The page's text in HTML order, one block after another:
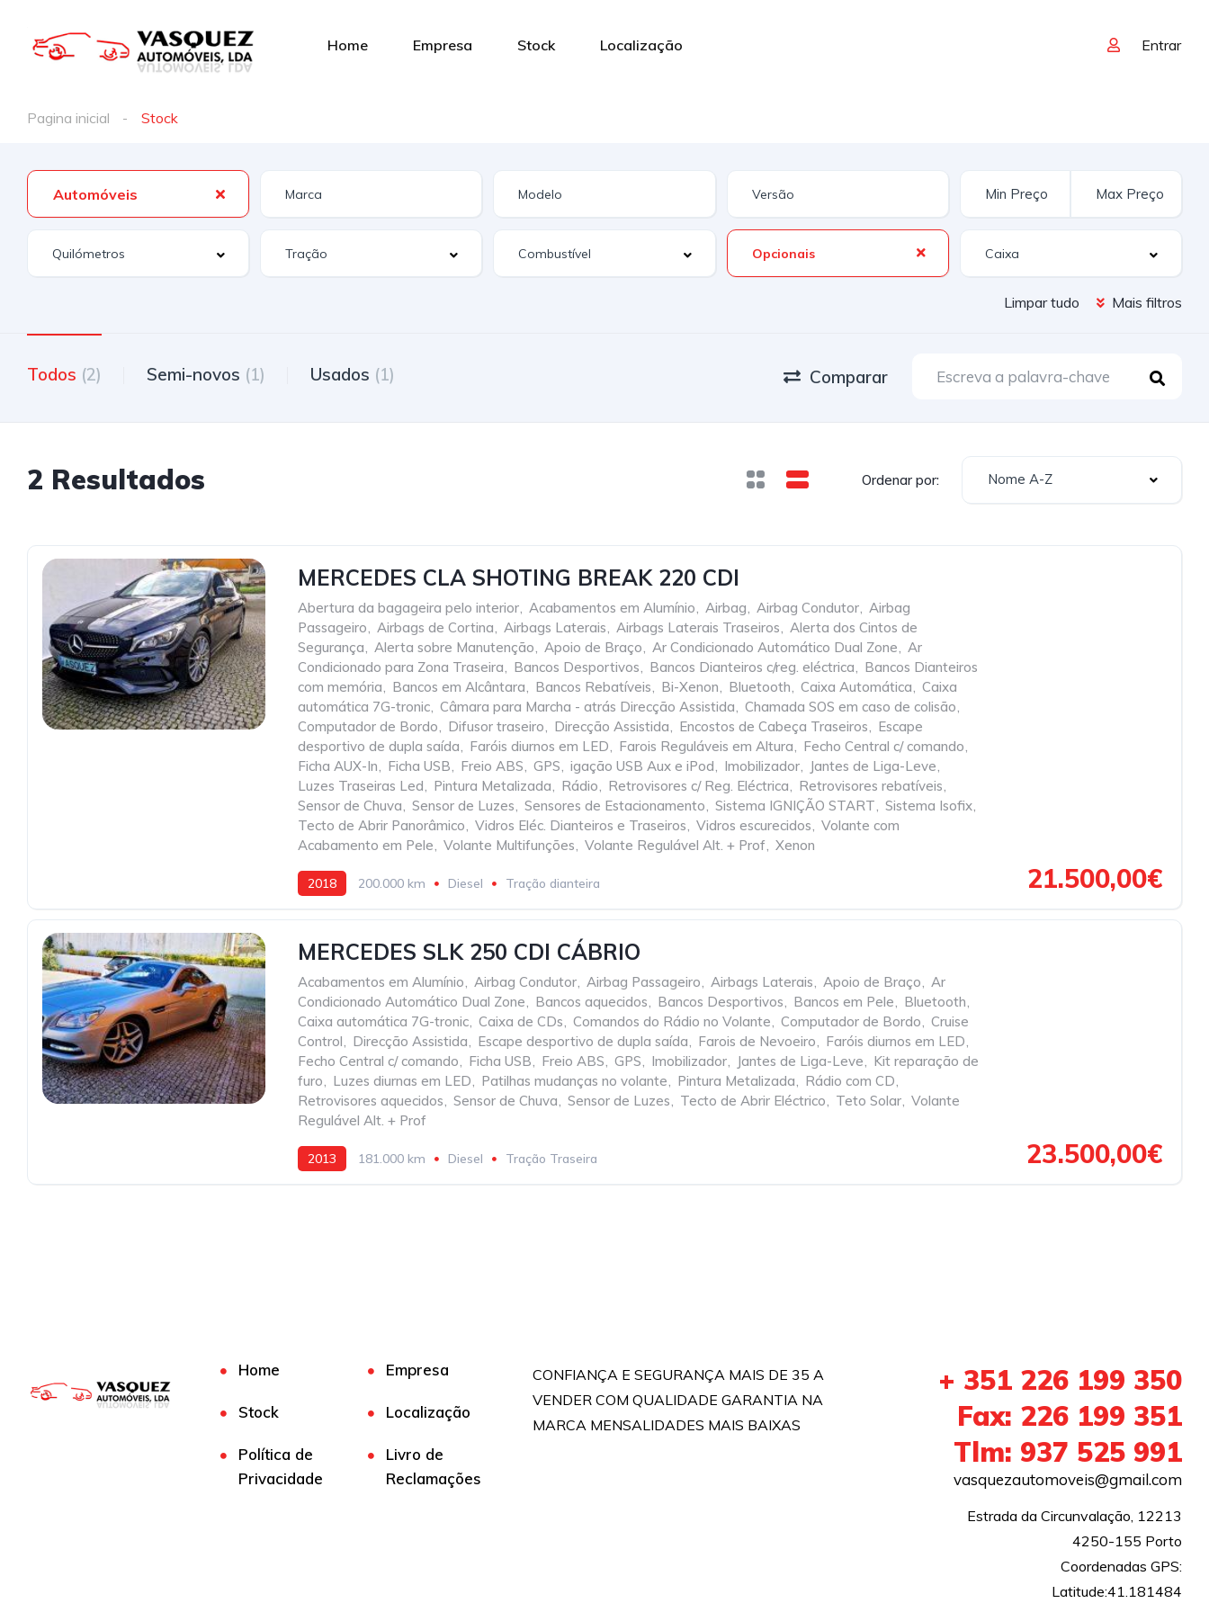
Home Empresa Stock Localização Entrar
Pagina inicial Stock
Automóveis
Opcionais
Limpar tudo Mais filtros
Todos (2) Semi-novos (1) Usados (1) Comparar
2 Resultados Ordenar por: Nome A-Z
MERCEDES CLA SHOTING BREAK 220 CDI
Abertura da bagageira pelo interior, Acabamentos em Alumínio, Airbag, Airbag Condutor, Airbag
Passageiro, Airbags de Cortina, Airbags Laterais, Airbags Laterais Traseiros, Alerta dos Cintos de
Segurança, Alerta sobre Manutenção, Apoio de Braço, Ar Condicionado Automático Dual Zone, Ar
Condicionado para Zona Traseira, Bancos Desportivos, Bancos Dianteiros c/reg. eléctrica, Bancos Dianteiros
com memória, Bancos em Alcântara, Bancos Rebatíveis, Bi-Xenon, Bluetooth, Caixa Automática, Caixa
automática 7G-tronic, Câmara para Marcha - atrás Direcção Assistida, Chamada SOS em caso de colisão,
Computador de Bordo, Difusor traseiro, Direcção Assistida, Encostos de Cabeça Traseiros, Escape
desportivo de dupla saída, Faróis diurnos em LED, Farois Reguláveis em Altura, Fecho Central c/ comando,
Ficha AUX-In, Ficha USB, Freio ABS, GPS, igação USB Aux e iPod, Imobilizador, Jantes de Liga-Leve,
Luzes Traseiras Led, Pintura Metalizada, Rádio, Retrovisores c/ Reg. Eléctrica, Retrovisores rebatíveis,
Sensor de Chuva, Sensor de Luzes, Sensores de Estacionamento, Sistema IGNIÇÃO START, Sistema Isofix,
Tecto de Abrir Panorâmico, Vidros Eléc. Dianteiros e Traseiros, Vidros escurecidos, Volante com
Acabamento em Pele, Volante Multifunções, Volante Regulável Alt. + Prof, Xenon
2018 200.000 km Diesel Tração dianteira 21.500,00€
MERCEDES SLK 250 CDI CÁBRIO
Acabamentos em Alumínio, Airbag Condutor, Airbag Passageiro, Airbags Laterais, Apoio de Braço, Ar
Condicionado Automático Dual Zone, Bancos aquecidos, Bancos Desportivos, Bancos em Pele, Bluetooth,
Caixa automática 7G-tronic, Caixa de CDs, Comandos do Rádio no Volante, Computador de Bordo, Cruise
Control, Direcção Assistida, Escape desportivo de dupla saída, Farois de Nevoeiro, Faróis diurnos em LED,
Fecho Central c/ comando, Ficha USB, Freio ABS, GPS, Imobilizador, Jantes de Liga-Leve, Kit reparação de
furo, Luzes diurnas em LED, Patilhas mudanças no volante, Pintura Metalizada, Rádio com CD,
Retrovisores aquecidos, Sensor de Chuva, Sensor de Luzes, Tecto de Abrir Eléctrico, Teto Solar, Volante
Regulável Alt. + Prof
2013 181.000 km Diesel Tração Traseira 23.500,00€
Home Empresa
Stock Localização
Política de
Privacidade
Livro de
Reclamações
CONFIANÇA E SEGURANÇA MAIS DE 35 A
VENDER COM QUALIDADE GARANTIA NA
MARCA MENSALIDADES MAIS BAIXAS
+ 351 226 199 350
Fax: 226 199 351
Tlm: 937 525 991
vasquezautomoveis@gmail.com
Estrada da Circunvalação, 12213
4250-155 Porto
Coordenadas GPS:
Latitude:41.181484